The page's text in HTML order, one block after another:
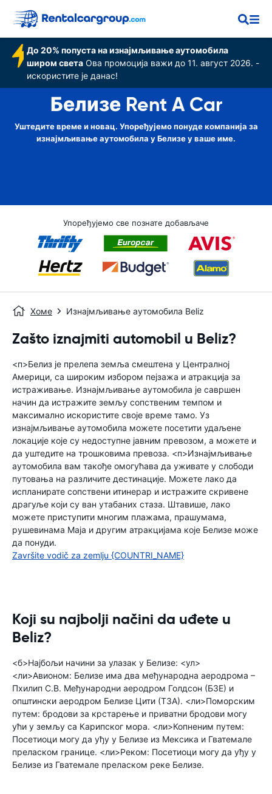
До 20% попуста на изнајмљивање аутомобила
широм света Ова промоција важи до 11. август 2026. -
искористите је данас!
Белизе Rent A Car
Уштедите време и новац. Упоређујемо понуде компанија за
изнајмљивање аутомобила у Белизе у ваше име.
Упоређујемо све познате добављаче
Хоме Изнајмљивање аутомобила Beliz
Zašto iznajmiti automobil u Beliz?
<п>Белиз је прелепа земља смештена у Централној
Америци, са широким избором пејзажа и атракција за
истраживање. Изнајмљивање аутомобила је савршен
начин да истражите земљу сопственим темпом и
максимално искористите своје време тамо. Уз
изнајмљивање аутомобила можете посетити удаљене
локације које су недоступне јавним превозом, а можете и
да уштедите на трошковима превоза. <п>Изнајмљивање
аутомобила вам такође омогућава да уживате у слободи
путовања на различите дестинације. Можете лако да
испланирате сопствени итинерар и истражите скривене
драгуље који су ван утабаних стаза. Штавише, лако
можете приступити многим плажама, прашумама,
рушевинама Маја и другим атракцијама које Белизе може
да понуди.
Završite vodič za zemlju {COUNTRI_NAME}
Koji su najbolji načini da uđete u
Beliz?
<б>Најбољи начини за улазак у Белизе: <ул>
<ли>Авионом: Белизе има два међународна аеродрома –
Пхилип С.В. Међународни аеродром Голдсон (БЗЕ) и
општински аеродром Белизе Цити (ТЗА). <ли>Поморским
путем: бродови за крстарење и приватни бродови могу
ући у земљу са Карипског мора. <ли>Копненим путем:
Посетиоци могу да уђу у Белизе из Мексика и Гватемале
преласком границе. <ли>Реком: Посетиоци могу да уђу у
Белизе из Гватемале преласком реке Белизе.